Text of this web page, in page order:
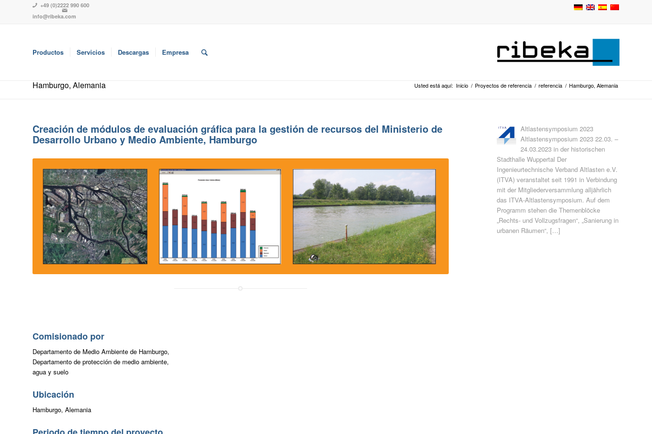
+49 (0)2222 990 600
info@ribeka.com
Productos Servicios Descargas Empresa
Hamburgo, Alemania Usted está aquí: Inicio / Proyectos de referencia / referencia / Hamburgo, Alemania
Creación de módulos de evaluación gráfica para la gestión de recursos del Ministerio de
Desarrollo Urbano y Medio Ambiente, Hamburgo
Comisionado por
Departamento de Medio Ambiente de Hamburgo,
Departamento de protección de medio ambiente,
agua y suelo
Ubicación
Hamburgo, Alemania
Altlastensymposium 2023
Altlastensymposium 2023 22.03. –
24.03.2023 in der historischen
Stadthalle Wuppertal Der
Ingenieurtechnische Verband Altlasten e.V.
(ITVA) veranstaltet seit 1991 in Verbindung
mit der Mit­gliederversammlung alljährlich
das ITVA-Altlastensymposium. Auf dem
Programm stehen die Themenblöcke
„Rechts- und Vollzugsfragen“, „Sanierung in
urbanen Räumen“, […]